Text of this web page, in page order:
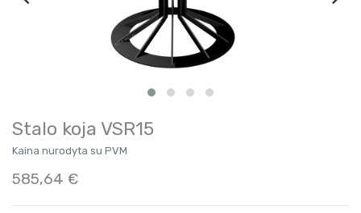
Stalo koja VSR15
Kaina nurodyta su PVM
585,64 €